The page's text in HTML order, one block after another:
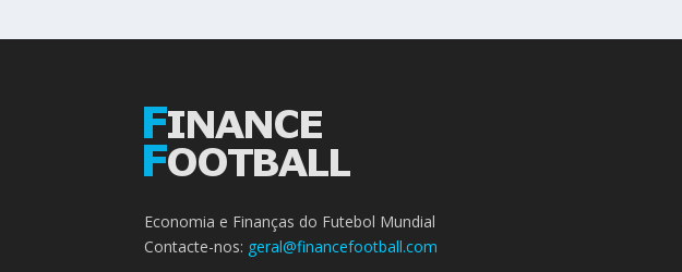
Economia e Finanças do Futebol Mundial
Contacte-nos: geral@financefootball.com